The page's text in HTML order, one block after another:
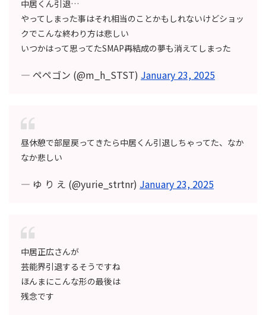
中居くん引退…
やってしまった事はそれ相当のことかもしれないけどショッ
クでこんな終わり方は悲しい
いつかはって思ってたSMAP再結成の夢も消えてしまった
— ペペゴン (@m_h_STST) January 23, 2025
昼休憩で部屋戻ってきたら中居くん引退しちゃってた、なか
なか悲しい
— ゆ り え (@yurie_strtnr) January 23, 2025
中居正広さんが
芸能界引退するそうですね
ほんまにこんな形の最後は
残念です